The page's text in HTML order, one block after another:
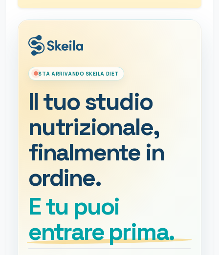
STA ARRIVANDO SKEILA DIET
Il tuo studio
nutrizionale,
finalmente in
ordine.
E tu puoi
entrare prima.